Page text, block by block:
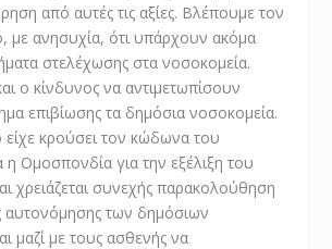
από αυτές τις αξίες. Βλέπουμε τον
με ανησυχία, ότι υπάρχουν ακόμα
στελέχωσης στα νοσοκομεία.
ο κίνδυνος να αντιμετωπίσουν
επιβίωσης τα δημόσια νοσοκομεία.
είχε κρούσει τον κώδωνα του
η Ομοσπονδία για την εξέλιξη του
χρειάζεται συνεχής παρακολούθηση
αυτονόμησης των δημόσιων
μαζί με τους ασθενής να